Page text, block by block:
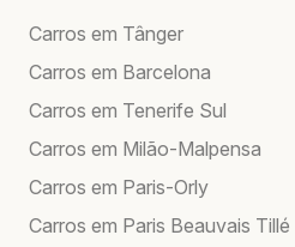
Carros em Tânger
Carros em Barcelona
Carros em Tenerife Sul
Carros em Milão-Malpensa
Carros em Paris-Orly
Carros em Paris Beauvais Tillé